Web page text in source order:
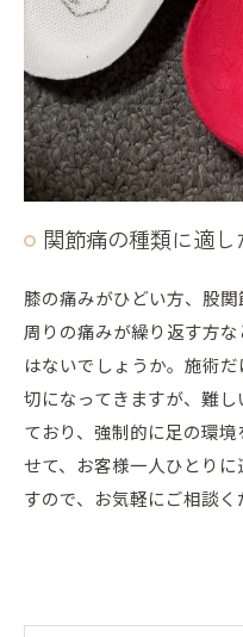
関節痛の種類に適
膝の痛みがひどい方、股
周りの痛みが繰り返す方
はないでしょうか。施術
切になってきますが、難
ており、強制的に足の環
せて、お客様一人ひとり
すので、お気軽にご相談く